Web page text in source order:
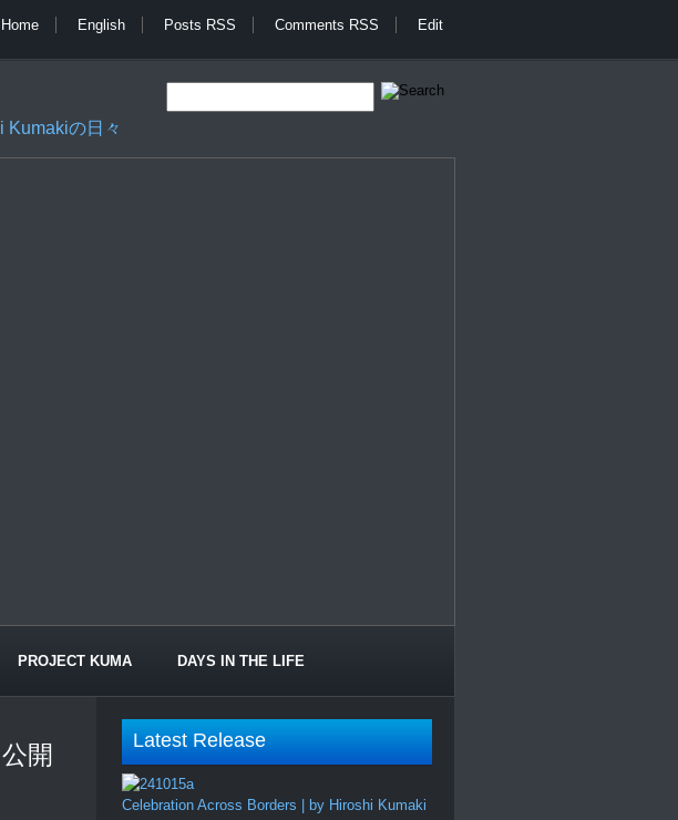
Home English Posts RSS Comments RSS Edit
Kumakiの日々
PROJECT KUMA DAYS IN THE LIFE
開
Latest Release
Celebration Across Borders | by Hiroshi Kumaki